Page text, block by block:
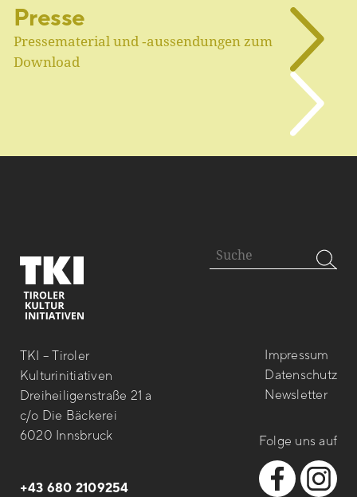
Presse
Pressematerial und ‑aussendungen zum
Download
TKI – Tiroler
Kulturinitiativen
Dreiheiligenstraße 21 a
c/o Die Bäckerei
6020 Innsbruck
+43 680 2109254
Impressum
Datenschutz
Newsletter
Folge uns auf